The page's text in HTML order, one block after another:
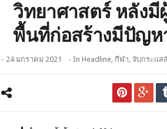
วิทยาศาสตร์ หลังมี
พื้นที่ก่อสร้างมีปัญห
- 24 มกราคม 2021 - InHeadline, กีฬา, จับกระแส